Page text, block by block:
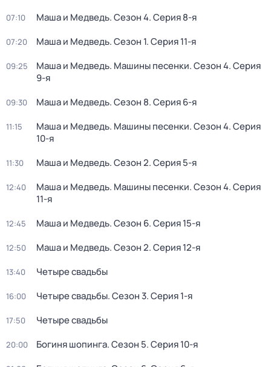
07:10 Маша и Медведь. Сезон 4. Серия 8-я
07:20 Маша и Медведь. Сезон 1. Серия 11-я
09:25 Маша и Медведь. Машины песенки. Сезон 4. Серия
9-я
09:30 Маша и Медведь. Сезон 8. Серия 6-я
11:15 Маша и Медведь. Машины песенки. Сезон 4. Серия
10-я
11:30 Маша и Медведь. Сезон 2. Серия 5-я
12:40 Маша и Медведь. Машины песенки. Сезон 4. Серия
11-я
12:45 Маша и Медведь. Сезон 6. Серия 15-я
12:50 Маша и Медведь. Сезон 2. Серия 12-я
13:40 Четыре свадьбы
16:00 Четыре свадьбы. Сезон 3. Серия 1-я
17:50 Четыре свадьбы
20:00 Богиня шопинга. Сезон 5. Серия 10-я